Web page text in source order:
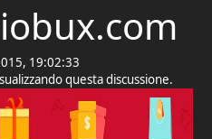
19:02:33
questa discussione.